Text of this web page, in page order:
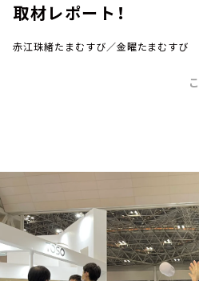
イベント・グッズ
YouTube
会社情報
取材レポート！
赤江珠緒たまむすび／金曜たまむすび